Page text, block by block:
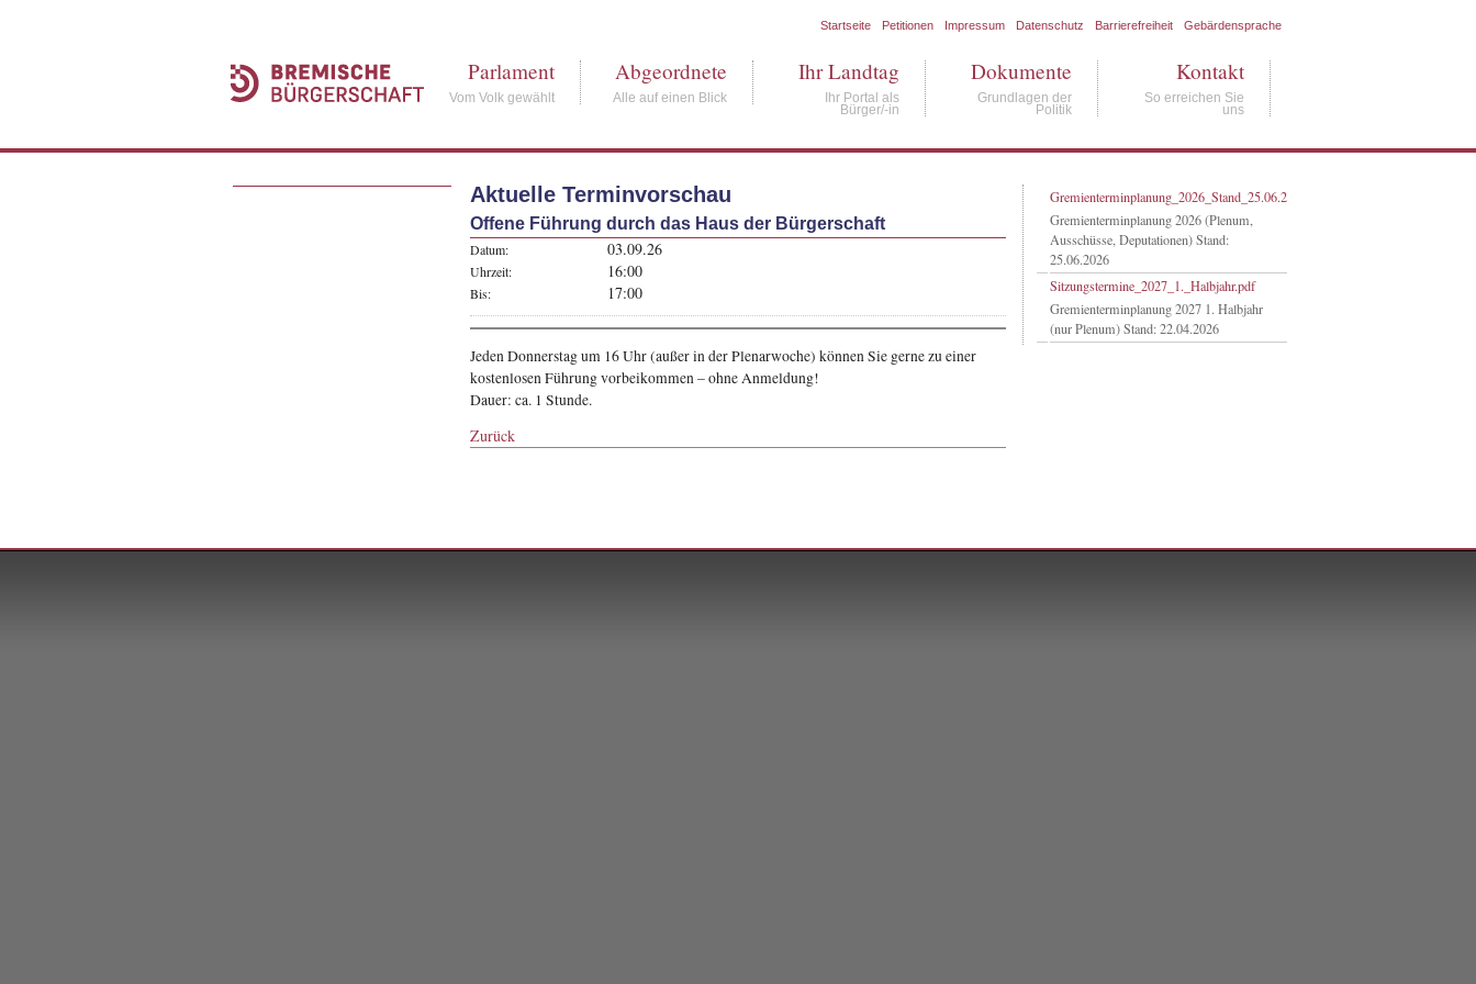
Startseite Petitionen Impressum Datenschutz Barrierefreiheit Gebärdensprache
Parlament
Vom Volk gewählt
Abgeordnete
Alle auf einen Blick
Ihr Landtag
Ihr Portal als
Bürger/-in
Dokumente
Grundlagen der
Politik
Kontakt
So erreichen Sie
uns
Gremienterminplanung_2026_Stand_25.06.2026.pdf
Gremienterminplanung 2026 (Plenum,
Ausschüsse, Deputationen) Stand:
25.06.2026
Sitzungstermine_2027_1._Halbjahr.pdf
Gremienterminplanung 2027 1. Halbjahr
(nur Plenum) Stand: 22.04.2026
Aktuelle Terminvorschau
Offene Führung durch das Haus der Bürgerschaft
Datum: 03.09.26
Uhrzeit: 16:00
Bis: 17:00
Jeden Donnerstag um 16 Uhr (außer in der Plenarwoche) können Sie gerne zu einer
kostenlosen Führung vorbeikommen – ohne Anmeldung!
Dauer: ca. 1 Stunde.
Zurück